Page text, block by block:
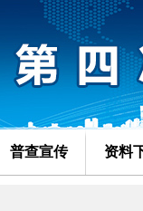
普查宣传 资料